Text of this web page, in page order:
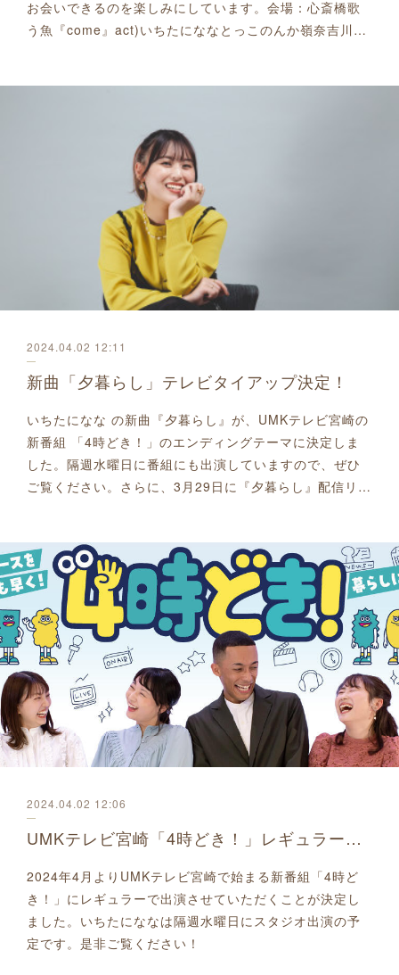
お会いできるのを楽しみにしています。会場：心斎橋歌
う魚『come』act)いちたにななとっこのんか嶺奈吉川…
2024.04.02 12:11
新曲「夕暮らし」テレビタイアップ決定！
いちたになな の新曲『夕暮らし』が、UMKテレビ宮崎の
新番組 「4時どき！」のエンディングテーマに決定しま
した。隔週水曜日に番組にも出演していますので、ぜひ
ご覧ください。さらに、3月29日に『夕暮らし』配信リ…
2024.04.02 12:06
UMKテレビ宮崎「4時どき！」レギュラー出演決定！
2024年4月よりUMKテレビ宮崎で始まる新番組「4時ど
き！」にレギュラーで出演させていただくことが決定し
ました。いちたにななは隔週水曜日にスタジオ出演の予
定です。是非ご覧ください！